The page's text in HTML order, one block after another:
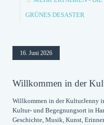
GRÜNES DESASTER
16. Juni 2026
Willkommen in der
Willkommen in der KulturJenny
Kultur- und Begegnungsort in
Geschichte, Musik, Kunst,